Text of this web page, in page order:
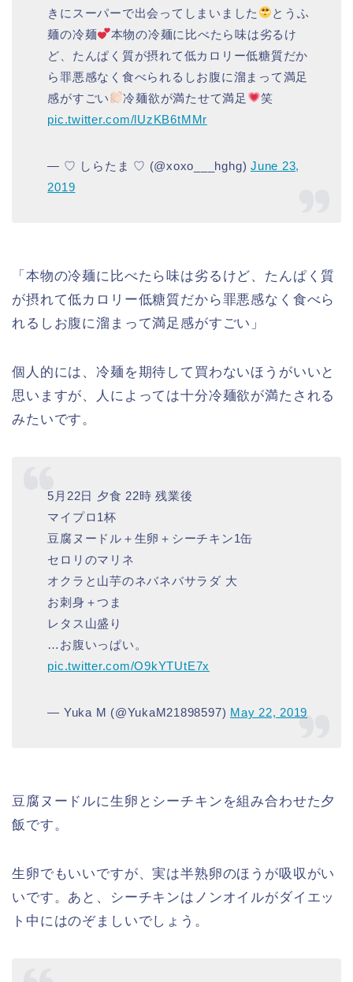
きにスーパーで出会ってしまいました
とうふ
麺の冷麺
本物の冷麺に比べたら味は劣るけ
ど、たんぱく質が摂れて低カロリー低糖質だか
ら罪悪感なく食べられるしお腹に溜まって満足
感がすごい
冷麺欲が満たせて満足
笑
pic.twitter.com/lUzKB6tMMr
— ♡ しらたま ♡ (@xoxo___hghg)June 23,
2019
「本物の冷麺に比べたら味は劣るけど、たんぱく質
が摂れて低カロリー低糖質だから罪悪感なく食べら
れるしお腹に溜まって満足感がすごい」
個人的には、冷麺を期待して買わないほうがいいと
思いますが、人によっては十分冷麺欲が満たされる
みたいです。
5月22日 夕食 22時 残業後
マイプロ1杯
豆腐ヌードル＋生卵＋シーチキン1缶
セロリのマリネ
オクラと山芋のネバネバサラダ 大
お刺身＋つま
レタス山盛り
…お腹いっぱい。
pic.twitter.com/O9kYTUtE7x
— Yuka M (@YukaM21898597) May 22, 2019
豆腐ヌードルに生卵とシーチキンを組み合わせた夕
飯です。
生卵でもいいですが、実は半熟卵のほうが吸収がい
いです。あと、シーチキンはノンオイルがダイエッ
ト中にはのぞましいでしょう。